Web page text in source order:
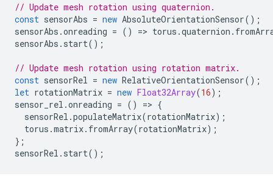
// Update mesh rotation using quaternion.
const sensorAbs = new AbsoluteOrientationSensor();
sensorAbs .onreading = () => torus .quaternion .
sensorAbs . start();
// Update mesh rotation using rotation matrix.
const sensorRel = new RelativeOrientationSensor();
let rotationMatrix = new Float32Array(16);
sensor_rel .onreading = () => {
sensorRel .populateMatrix(rotationMatrix);
torus .matrix. fromArray(rotationMatrix);
};
sensorRel . start();